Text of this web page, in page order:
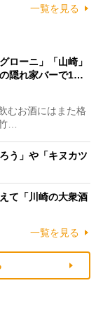
一覧を見る
ローニ」「山崎」
の隠れ家バーで1…
むお酒にはまた格
…
う」や「キヌカツ
て「川崎の大衆酒
一覧を見る